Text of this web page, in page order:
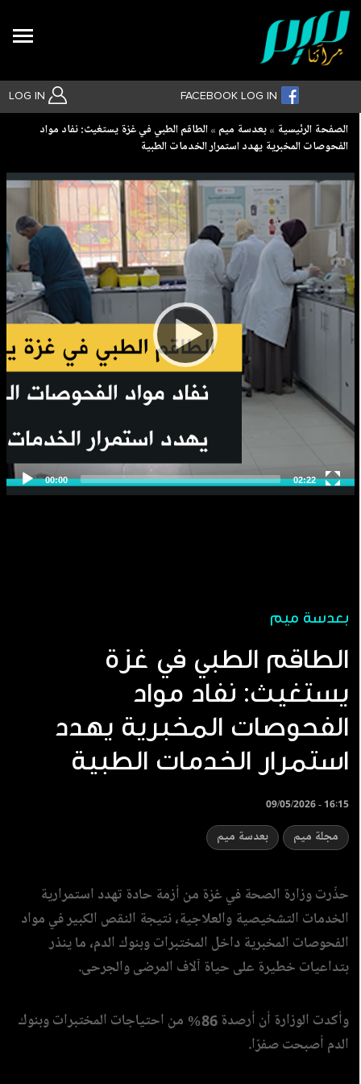
LOG IN FACEBOOK LOG IN
بحث متقدم
Breadcrumb
الصفحة الرئيسية بعدسة ميم
الطاقم الطبي في غزة يستغيث: نفاد مواد
الفحوصات المخبرية يهدد استمرار الخدمات الطبية
بعدسة ميم
الطاقم الطبي في غزة
يستغيث: نفاد مواد
الفحوصات المخبرية يهدد
استمرار الخدمات الطبية
09/05/2026 - 16:15
مجلة ميم بعدسة ميم
حذّرت وزارة الصحة في غزة من أزمة حادة تهدد استمرارية
الخدمات التشخيصية والعلاجية، نتيجة النقص الكبير في مواد
الفحوصات المخبرية داخل المختبرات وبنوك الدم، ما ينذر
بتداعيات خطيرة على حياة آلاف المرضى والجرحى.
وأكدت الوزارة أن أرصدة 86% من احتياجات المختبرات وبنوك
الدم أصبحت صفرًا.